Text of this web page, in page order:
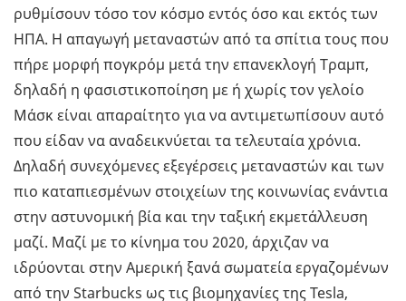
ρυθμίσουν τόσο τον κόσμο εντός όσο και εκτός των
ΗΠΑ. Η απαγωγή μεταναστών από τα σπίτια τους που
πήρε μορφή πογκρόμ μετά την επανεκλογή Τραμπ,
δηλαδή η φασιστικοποίηση με ή χωρίς τον γελοίο
Μάσκ είναι απαραίτητο για να αντιμετωπίσουν αυτό
που είδαν να αναδεικνύεται τα τελευταία χρόνια.
Δηλαδή συνεχόμενες εξεγέρσεις μεταναστών και των
πιο καταπιεσμένων στοιχείων της κοινωνίας ενάντια
στην αστυνομική βία και την ταξική εκμετάλλευση
μαζί. Μαζί με το κίνημα του 2020, άρχιζαν να
ιδρύονται στην Αμερική ξανά σωματεία εργαζομένων
από την Starbucks ως τις βιομηχανίες της Tesla,